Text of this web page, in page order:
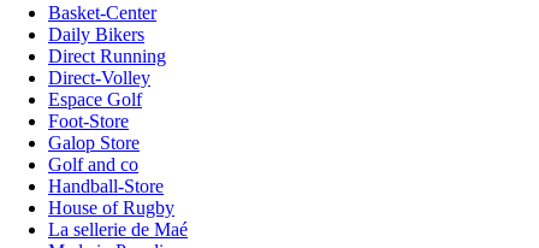
Basket-Center
Daily Bikers
Direct Running
Direct-Volley
Espace Golf
Foot-Store
Galop Store
Golf and co
Handball-Store
House of Rugby
La sellerie de Maé